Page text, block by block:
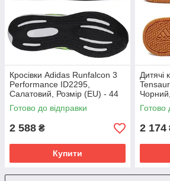
Кросівки Аdidas Runfalcon 3
Performance ID2295,
Салатовий, Розмір (EU) - 44
2/3
Готово до відправки
2 588 ₴
Купити
Дитячі
Готово
2 174